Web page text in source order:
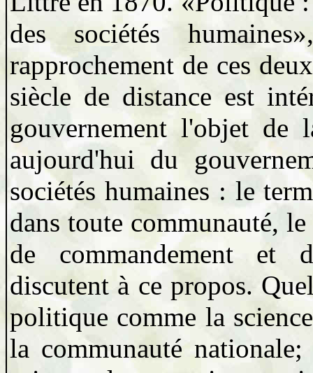
des sociétés
rapprochement de ces
siècle de distance est
gouvernement l'objet de
aujourd'hui du
sociétés humaines : le
dans toute communauté,
de commandement et
discutent à ce propos.
politique comme la
la communauté